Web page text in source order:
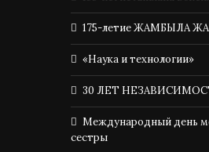
175-летие ЖАМБЫЛА
«Наука и технологии»
30 ЛЕТ
Международный день
сестры